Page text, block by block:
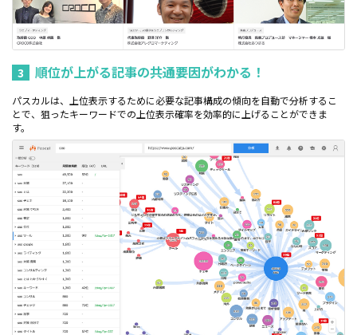
3 順位が上がる記事の共通要因がわかる！
パスカルは、上位表示するために必要な記事構成の傾向を自動で分析するこ
とで、狙ったキーワードでの上位表示確率を効率的に上げることができま
す。